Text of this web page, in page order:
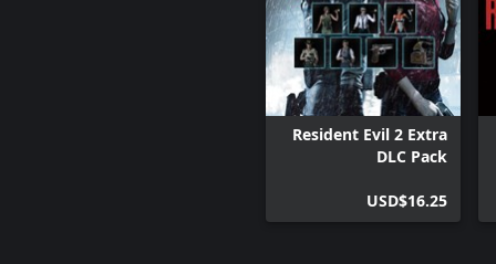
Resident Evil 2 Extra
DLC Pack
USD$16.25